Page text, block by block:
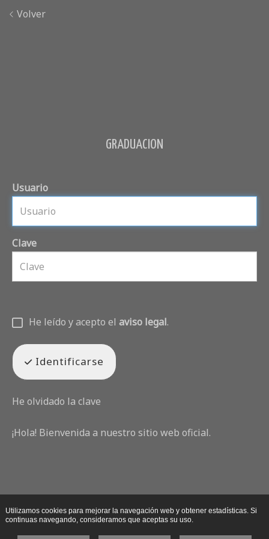
Volver
GRADUACION
Usuario
Clave
He leído y acepto el aviso legal.
Identificarse
He olvidado la clave
¡Hola! Bienvenida a nuestro sitio web oficial.
Utilizamos cookies para mejorar la navegación web y obtener estadísticas. Si
continuas navegando, consideramos que aceptas su uso.